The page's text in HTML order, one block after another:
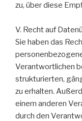
zu, über diese
V. Recht auf
Sie haben das
Verantwortlichen
strukturierten,
zu erhalten.
einem anderen
durch den